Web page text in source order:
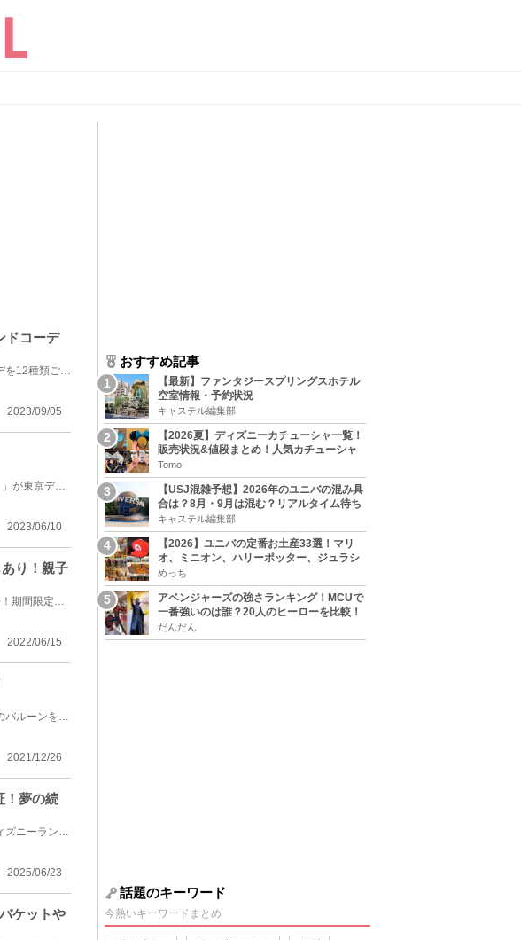
ドコーデ
ディズニーランドやディズニーシーに遊びに行く時におすすめのディズニーお揃いコーデを12種類ご紹介し...
2023/09/05
スニーカーなどのファッションアイテムで有名なブランド「CONVERSE（コンバース）」が東京ディズニーリ...
2023/06/10
り！親子
ディズニーランド・ディズニーシーでゲットできるミッキーデザインのTシャツをご紹介！期間限定デザイン...
2022/06/15
東京ディズニーリゾートでお馴染みの、ミッキー象ったカラフルなバルーン。いっぱいのバルーンを見ると...
2021/12/26
！夢の続
ディズニーランドで買えるミッキーバルーンはどれくらい長持ちするのか徹底検証！ディズニーランド36周...
2025/06/23
ケットや
おすすめ記事
【最新】ファンタジースプリングスホテル
空室情報・予約状況
キャステル編集部
【2026夏】ディズニーカチューシャ一覧！
販売状況&値段まとめ！人気カチューシャ
をチェック
Tomo
【USJ混雑予想】2026年のユニバの混み具
合は？8月・9月は混む？リアルタイム待ち
時間アプリも
キャステル編集部
【2026】ユニバの定番お土産33選！マリ
オ、ミニオン、ハリーポッター、ジュラシ
ックパーク、セサミ、SINGなどのグッズ情
報
めっち
アベンジャーズの強さランキング！MCUで
一番強いのは誰？20人のヒーローを比較！
だんだん
話題のキーワード
今熱いキーワードまとめ